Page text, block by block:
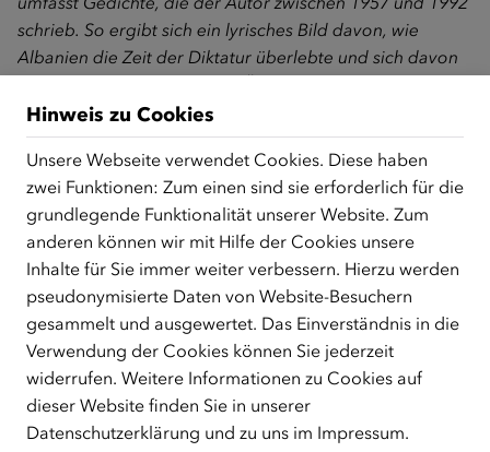
schrieb. So ergibt sich ein lyrisches Bild davon, wie
Albanien die Zeit der Diktatur überlebte und sich davon
Neuer ÖIF-Lyrikband: Ausgewählte Gedichte
Kadares aus den Jahren 1957 bis 1992
Für den vom ÖIF herausgegebenen neuen Lyrikband
„Die Zeit nimmt Gift und Süße“ hat die renommierte
österreichische Übersetzerin und vielfach ausgezeichnete
Schriftstellerin Andrea Grill erstmals die Gedichte des
bedeutendsten Schriftstellers Albaniens ins Deutsche
übertragen. Die Auswahl der 21 Gedichte, die in ihrer
Originalsprache und in deutscher Übersetzung vorliegen,
umspannt die Jahre 1957 bis 1992. Ergänzt werden die
Gedichte Kadares mit Aquarallen und Radierungen des
österreichischen Künstlers Sepp Jahn, die im Jahr 1937
Hinweis zu Cookies
Unsere Webseite verwendet Cookies. Diese haben
zwei Funktionen: Zum einen sind sie erforderlich für die
grundlegende Funktionalität unserer Website. Zum
anderen können wir mit Hilfe der Cookies unsere
Inhalte für Sie immer weiter verbessern. Hierzu werden
pseudonymisierte Daten von Website-Besuchern
gesammelt und ausgewertet. Das Einverständnis in die
Verwendung der Cookies können Sie jederzeit
widerrufen. Weitere Informationen zu Cookies auf
dieser Website finden Sie in unserer
Datenschutzerklärung und zu uns im Impressum.